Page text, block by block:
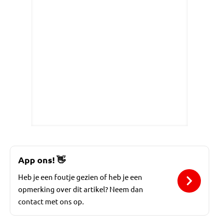
App ons!👋
Heb je een foutje gezien of heb je een
opmerking over dit artikel? Neem dan
contact met ons op.